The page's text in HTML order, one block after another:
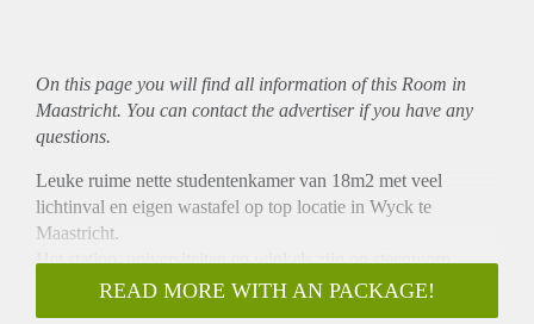
On this page you will find all information of this Room in
Maastricht. You can contact the advertiser if you have any
questions.
Leuke ruime nette studentenkamer van 18m2 met veel
lichtinval en eigen wastafel op top locatie in Wyck te
Maastricht.
Het station, universiteiten en winkels zijn op steenworp
afstand gelegen.
Keuken, toilet en badkamer worden gedeeld met drie andere
READ MORE WITH AN PACKAGE!